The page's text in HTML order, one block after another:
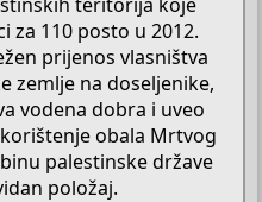
za 110 posto u 2012.
prijenos vlasništva
zemlje na doseljenike,
vodena dobra i uveo
obala Mrtvog
palestinske države
položaj.